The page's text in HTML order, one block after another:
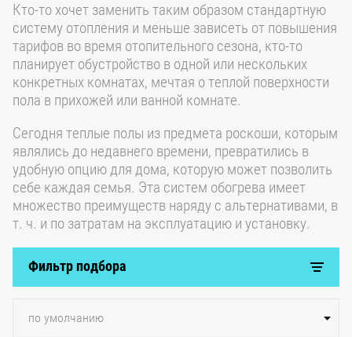
Кто-то хочет заменить таким образом стандартную
систему отопления и меньше зависеть от повышения
тарифов во время отопительного сезона, кто-то
планирует обустройство в одной или нескольких
конкретных комнатах, мечтая о теплой поверхности
пола в прихожей или ванной комнате.
Сегодня теплые полы из предмета роскоши, которым
являлись до недавнего времени, превратились в
удобную опцию для дома, которую может позволить
себе каждая семья. Эта систем обогрева имеет
множество преимуществ наряду с альтернативами, в
т. ч. и по затратам на эксплуатацию и установку.
Фильтр подбора
по умолчанию